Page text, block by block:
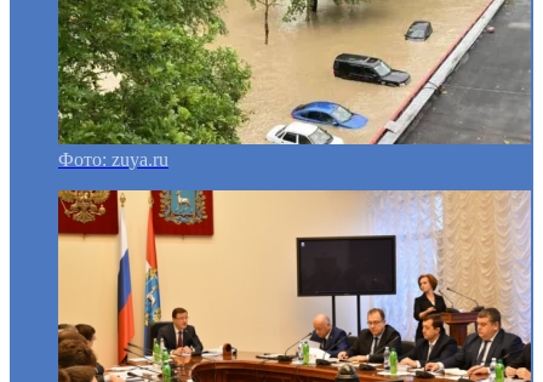
Фото: zuya.ru